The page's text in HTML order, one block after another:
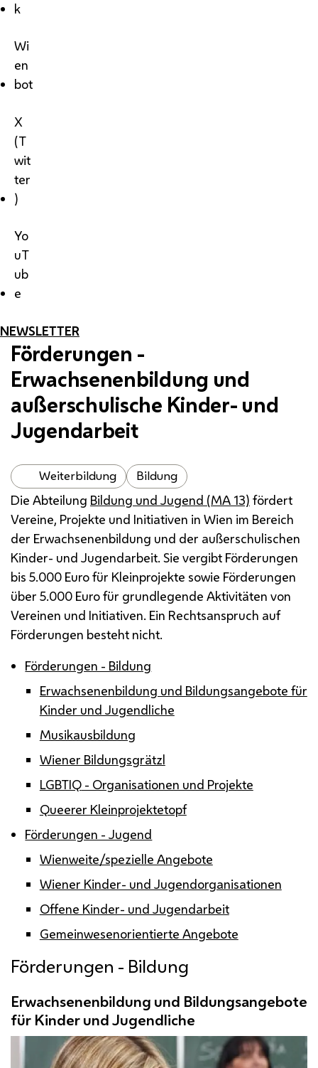
k
Wi
en
bot
X
(T
wit
ter
)
Yo
uT
ub
e
NEWSLETTER
Förderungen -
Erwachsenenbildung und
außerschulische Kinder- und
Jugendarbeit
Weiterbildung Bildung
Die Abteilung Bildung und Jugend (MA 13) fördert
Vereine, Projekte und Initiativen in Wien im Bereich
der Erwachsenenbildung und der außerschulischen
Kinder- und Jugendarbeit. Sie vergibt Förderungen
bis 5.000 Euro für Kleinprojekte sowie Förderungen
über 5.000 Euro für grundlegende Aktivitäten von
Vereinen und Initiativen. Ein Rechtsanspruch auf
Förderungen besteht nicht.
Förderungen - Bildung
Erwachsenenbildung und Bildungsangebote für
Kinder und Jugendliche
Musikausbildung
Wiener Bildungsgrätzl
LGBTIQ- Organisationen und Projekte
Queerer Kleinprojektetopf
Förderungen - Jugend
Wienweite/spezielle Angebote
Wiener Kinder- und Jugendorganisationen
Offene Kinder- und Jugendarbeit
Gemeinwesenorientierte Angebote
Förderungen - Bildung
Erwachsenenbildung und Bildungsangebote
für Kinder und Jugendliche